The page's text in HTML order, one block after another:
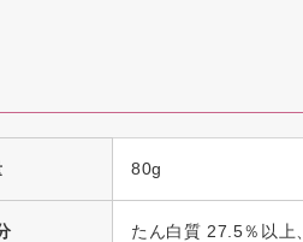
80g
たん白質 27.5％以上